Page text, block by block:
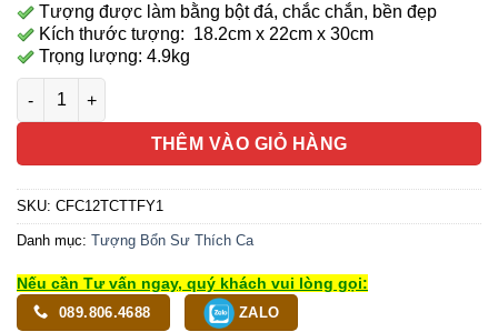
Tượng được làm bằng bột đá, chắc chắn, bền đẹp
Kích thước tượng: 18.2cm x 22cm x 30cm
Trọng lượng: 4.9kg
Tượng Bổn Sư Thích Ca Ngồi Tĩnh Tâm, Bằng Bột Đá Trắng,
THÊM VÀO GIỎ HÀNG
SKU: CFC12TCTTFY1
Danh mục: Tượng Bổn Sư Thích Ca
Nếu cần Tư vấn ngay, quý khách vui lòng gọi:
089.806.4688 ZALO